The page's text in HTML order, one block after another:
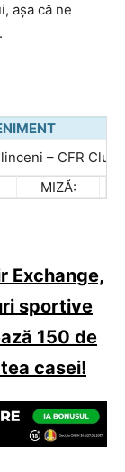
așa că ne
– CFR Cluj
MIZĂ:
Exchange,
sportive
150 de
casei!